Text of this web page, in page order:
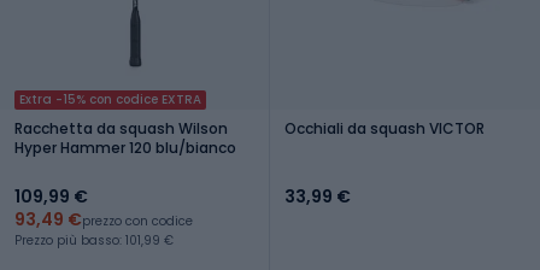
Extra -15% con codice EXTRA
Racchetta da squash Wilson
Hyper Hammer 120 blu/bianco
109,99 €
93,49 €prezzo con codice
Prezzo più basso: 101,99 €
Occhiali da squash VICTOR
33,99 €